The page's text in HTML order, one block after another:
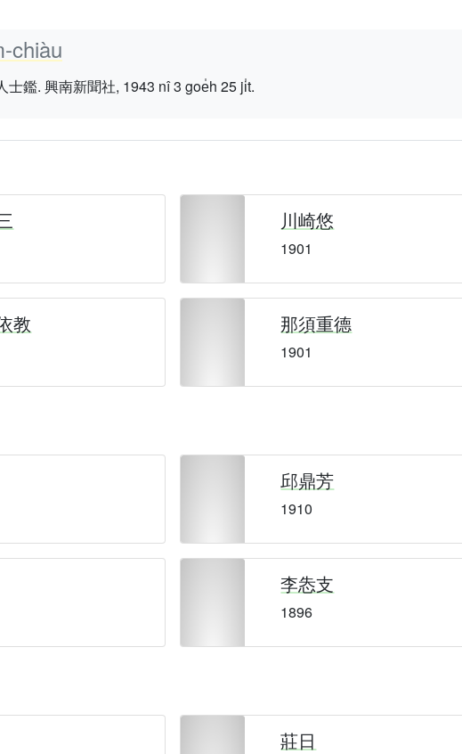
chiàu
士鑑. 興南新聞社, 1943 nî 3 goe̍h 25 ji̍t.
川崎悠
1901
教 那須重德
1901
邱鼎芳
1910
李怣支
1896
莊日